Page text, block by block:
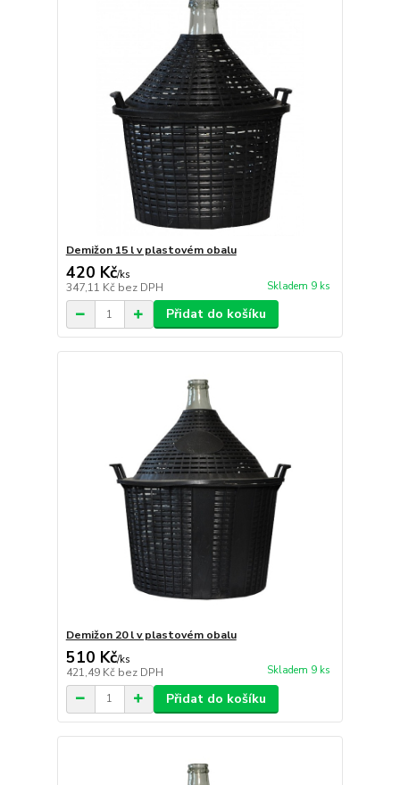
Demižon 15 l v plastovém obalu
420 Kč/ks
347,11 Kč bez DPH Skladem 9 ks
Přidat do košíku
Demižon 20 l v plastovém obalu
510 Kč/ks
421,49 Kč bez DPH Skladem 9 ks
Přidat do košíku